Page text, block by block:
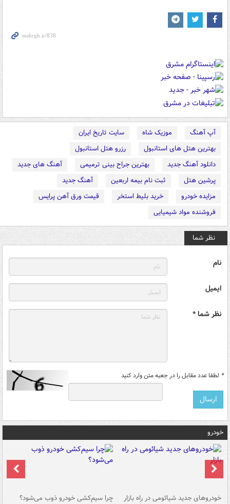
آپ آهنگ موزیک شاه
سایت تاریخ ایران
بهترین هتل های استانبول
رزرو هتل استانبول
دانلود آهنگ جدید
بهترین جراح بینی ترمیمی
آهنگ های جدید
پرشین هتل
ثبت نام بیمه اربعین
آهنگ جدید
مزایده خودرو
خرید بلیط استخر
قیمت ورق آهن پرایس
فروشنده مواد شیمیایی
نظر شما
نام
ایمیل
نظر شما *
* لطفا عدد مقابل را در جعبه متن وارد کنید
خودرو
خودروهای جدید شیائومی در راه بازار چرا سیم‌کشی خودرو ذوب می‌شود؟